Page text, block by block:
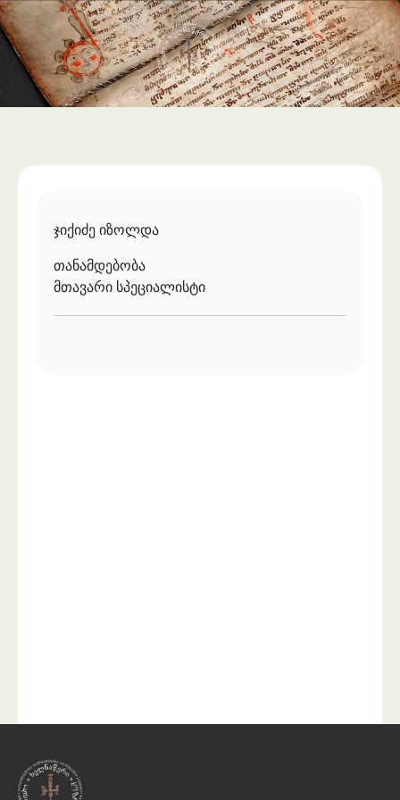
ჯიქიძე იზოლდა
თანამდებობა
მთავარი სპეციალისტი